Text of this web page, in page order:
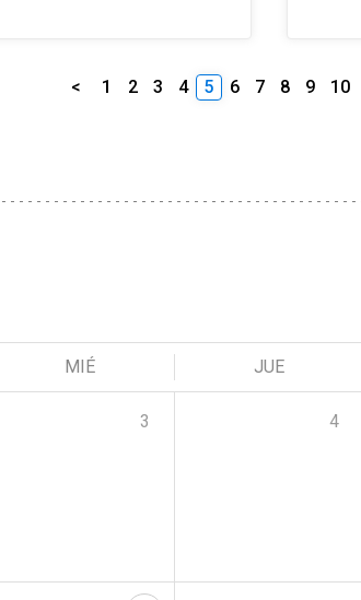
< 1 2 3 4 5 6 7 8 9 10
MIÉ JUE
3 4